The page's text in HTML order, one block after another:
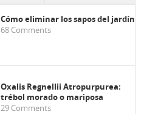
Cómo eliminar los sapos del jardín
68 Comments
Oxalis Regnellii Atropurpurea:
trébol morado o mariposa
29 Comments